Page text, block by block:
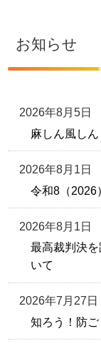
お知らせ
2026年8月5日
麻しん風し
2026年8月1日
令和8（2026
2026年8月1日
最高裁判決
いて
2026年7月27日
知ろう！防